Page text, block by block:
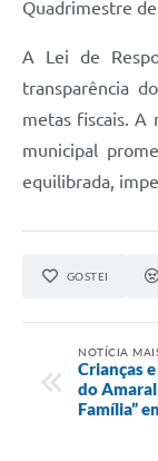
Quadrimestre
A Lei de
transparência
metas fiscais. A
municipal
equilibrada,
GOSTEI
NOTÍCIA
Crianças
do
Família”